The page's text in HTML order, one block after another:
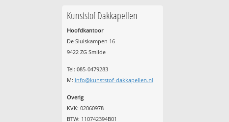
Kunststof Dakkapellen
Hoofdkantoor
De Sluiskampen 16
9422 ZG Smilde
Tel: 085-0479283
M: info@kunststof-dakkapellen.nl
Overig
KVK: 02060978
BTW: 110742394B01